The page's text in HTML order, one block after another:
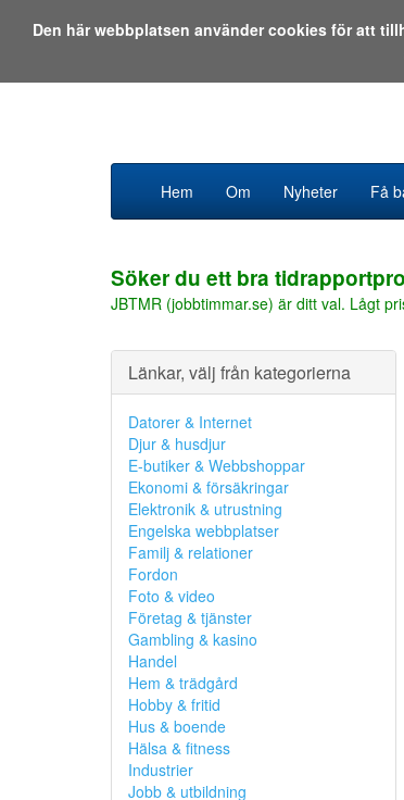
Hem Om Nyheter Få
Söker du ett bra
JBTMR (jobbtimmar.se) är ditt val. Lågt
Länkar, välj från kategorierna
Datorer & Internet
Djur & husdjur
E-butiker & Webbshoppar
Ekonomi & försäkringar
Elektronik & utrustning
Engelska webbplatser
Familj & relationer
Fordon
Foto & video
Företag & tjänster
Gambling & kasino
Handel
Hem & trädgård
Hobby & fritid
Hus & boende
Hälsa & fitness
Industrier
Jobb & utbildning
Den här webbplatsen använder cookies för att